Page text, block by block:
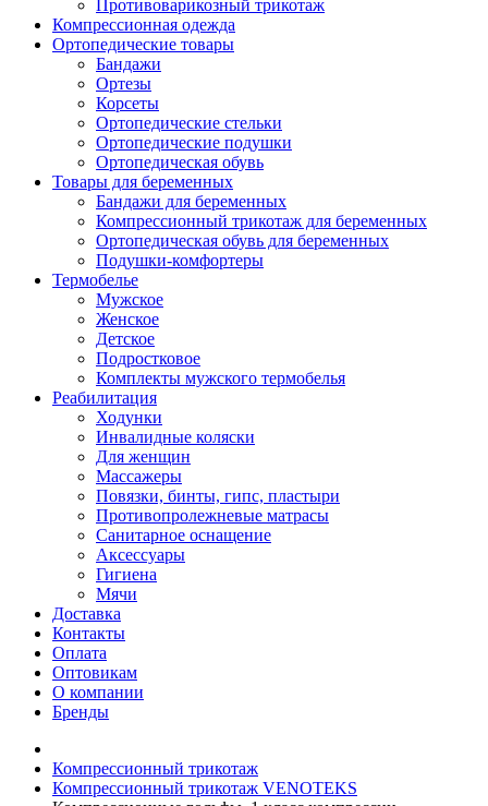
Противоварикозный трикотаж
Компрессионная одежда
Ортопедические товары
Бандажи
Ортезы
Корсеты
Ортопедические стельки
Ортопедические подушки
Ортопедическая обувь
Товары для беременных
Бандажи для беременных
Компрессионный трикотаж для беременных
Ортопедическая обувь для беременных
Подушки-комфортеры
Термобелье
Мужское
Женское
Детское
Подростковое
Комплекты мужского термобелья
Реабилитация
Ходунки
Инвалидные коляски
Для женщин
Массажеры
Повязки, бинты, гипс, пластыри
Противопролежневые матрасы
Санитарное оснащение
Аксессуары
Гигиена
Мячи
Доставка
Контакты
Оплата
Оптовикам
О компании
Бренды
Компрессионный трикотаж
Компрессионный трикотаж VENOTEKS